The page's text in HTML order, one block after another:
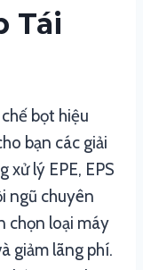
Tái
bọt hiệu
bạn các giải
xử lý EPE, EPS
ngũ chuyên
chọn loại máy
giảm lãng phí.